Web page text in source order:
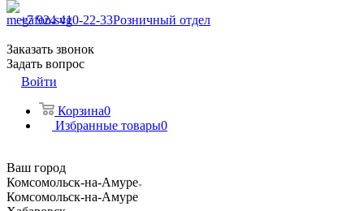
+7 924 410-22-33Розничный отдел
Заказать звонок
Задать вопрос
Войти
Корзина0
Избранные товары0
Ваш город
Комсомольск-на-Амуре
Комсомольск-на-Амуре